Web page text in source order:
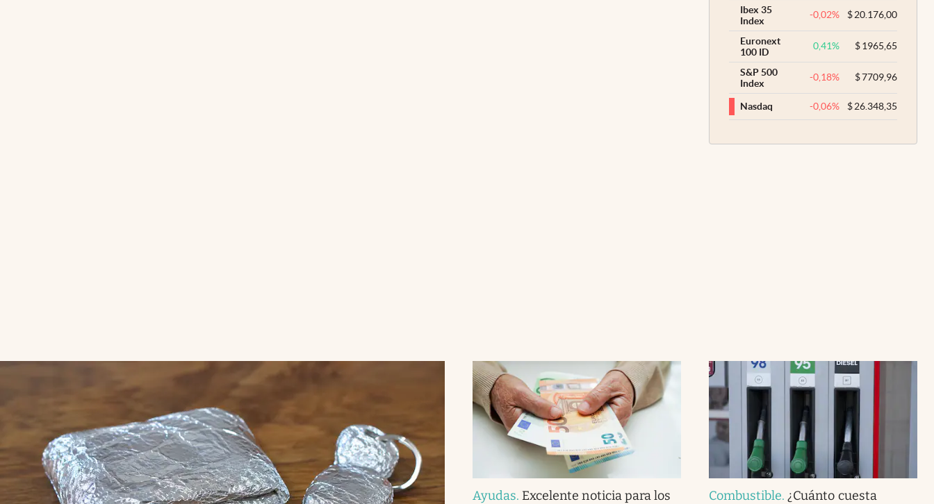
Ibex 35
Index
-0,02% $20.176,00
Euronext
100 ID
0,41% $1965,65
S&P 500
Index
-0,18% $7709,96
Nasdaq -0,06% $26.348,35
Ayudas. Excelente noticia para los
Combustible. ¿Cuánto cuesta